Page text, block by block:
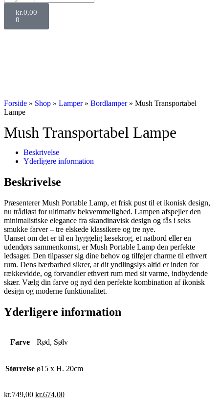
kr.0,00
0
Forside » Shop » Lamper» Bordlamper» Mush Transportabel
Lampe
Mush Transportabel Lampe
Beskrivelse
Yderligere information
Beskrivelse
Præsenterer Mush Portable Lamp, et frisk pust til et ikonisk design,
nu trådløst for ultimativ bekvemmelighed. Lampen afspejler den
minimalistiske elegance fra skandinavisk design og fås i seks
smukke farver – tre elskede klassikere og tre nye.
Uanset om det er til en hyggelig læsekrog, et natbord eller en
udendørs sammenkomst, er Mush Portable Lamp den perfekte
ledsager. Den tilpasser sig dine behov og tilføjer charme til ethvert
rum. Dens bærbarhed sikrer, at dit yndlingslys altid er inden for
rækkevidde, og forvandler ethvert rum med sit varme, indbydende
skær. Vælg din farve og nyd den perfekte kombination af ikonisk
design og moderne funktionalitet.
Yderligere information
Farve Rød, Sølv
Størrelse ø15 x H. 20cm
kr.749,00 kr.674,00